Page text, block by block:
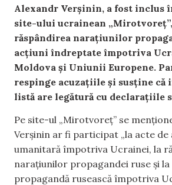
Alexandr Verșinin, a fost inclus
site-ului ucrainean
răspândirea narațiunilor
acțiuni îndreptate împotriva
Moldova și Uniunii Europene.
respinge acuzațiile și susține că
listă are legătură cu declarațiile
Pe site-ul „Mirotvoreț” se
Verșinin ar fi participat „la acte de
umanitară împotriva Ucrainei, la
narațiunilor propagandei ruse și la
propagandă rusească împotriva